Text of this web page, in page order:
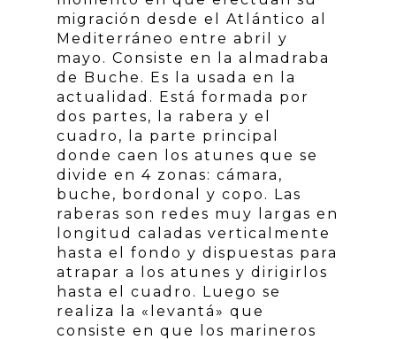
migración desde el Atlántico al
Mediterráneo entre abril y
mayo. Consiste en la almadraba
de Buche. Es la usada en la
actualidad. Está formada por
dos partes, la rabera y el
cuadro, la parte principal
donde caen los atunes que se
divide en 4 zonas: cámara,
buche, bordonal y copo. Las
raberas son redes muy largas en
longitud caladas verticalmente
hasta el fondo y dispuestas para
atrapar a los atunes y dirigirlos
hasta el cuadro. Luego se
realiza la «levantá» que
consiste en que los marineros